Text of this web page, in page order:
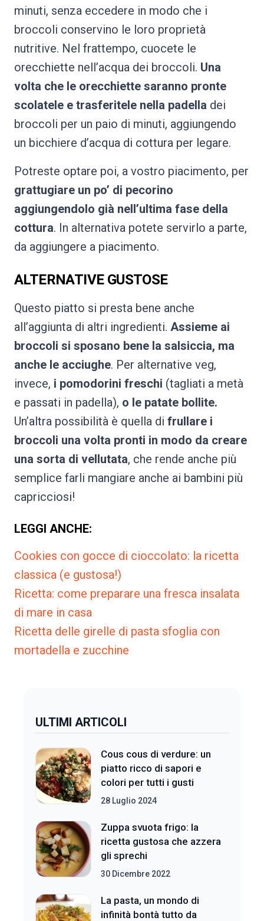
minuti, senza eccedere in modo che i
broccoli conservino le loro proprietà
nutritive. Nel frattempo, cuocete le
orecchiette nell’acqua dei broccoli. Una
volta che le orecchiette saranno pronte
scolatele e trasferitele nella padella dei
broccoli per un paio di minuti, aggiungendo
un bicchiere d’acqua di cottura per legare.
Potreste optare poi, a vostro piacimento, per
grattugiare un po’ di pecorino
aggiungendolo già nell’ultima fase della
cottura. In alternativa potete servirlo a parte,
da aggiungere a piacimento.
ALTERNATIVE GUSTOSE
Questo piatto si presta bene anche
all’aggiunta di altri ingredienti. Assieme ai
broccoli si sposano bene la salsiccia, ma
anche le acciughe. Per alternative veg,
invece, i pomodorini freschi (tagliati a metà
e passati in padella), o le patate bollite.
Un’altra possibilità è quella di frullare i
broccoli una volta pronti in modo da creare
una sorta di vellutata, che rende anche più
semplice farli mangiare anche ai bambini più
capricciosi!
LEGGI ANCHE:
Cookies con gocce di cioccolato: la ricetta
classica (e gustosa!)
Ricetta: come preparare una fresca insalata
di mare in casa
Ricetta delle girelle di pasta sfoglia con
mortadella e zucchine
ULTIMI ARTICOLI
Cous cous di verdure: un
piatto ricco di sapori e
colori per tutti i gusti
28 Luglio 2024
Zuppa svuota frigo: la
ricetta gustosa che azzera
gli sprechi
30 Dicembre 2022
La pasta, un mondo di
infinità bontà tutto da